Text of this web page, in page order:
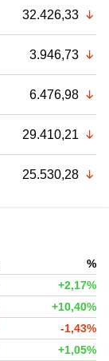
32.426,33
3.946,73
6.476,98
29.410,21
25.530,28
%
+2,17%
+10,40%
-1,43%
+1,05%